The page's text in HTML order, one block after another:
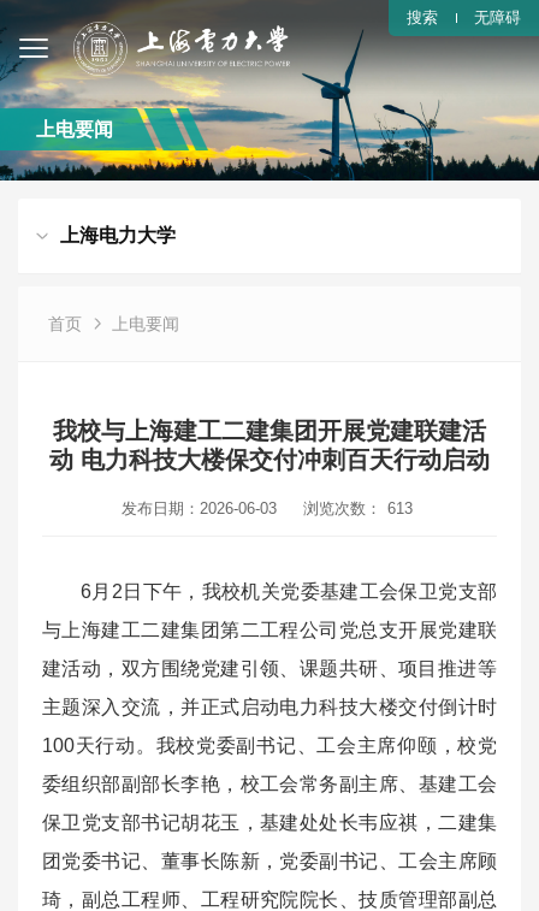
无障碍
搜索
上电要闻
上海电力大学
首页 上电要闻
我校与上海建工二建集团开展党建联建活
动 电力科技大楼保交付冲刺百天行动启动
发布日期：2026-06-03 浏览次数： 613
6月2日下午，我校机关党委基建工会保卫党支部
与上海建工二建集团第二工程公司党总支开展党建联
建活动，双方围绕‌党建引领、课题共研、项目推进‌等
主题深入交流，并正式启动电力科技大楼交付倒计时
100天行动。我校党委副书记、工会主席仰颐，校党
委组织部副部长李艳，校工会常务副主席、基建工会
保卫党支部书记胡花玉，基建处处长韦应祺，二建集
团党委书记、董事长陈新，党委副书记、工会主席顾
琦，副总工程师、工程研究院院长、技质管理部副总